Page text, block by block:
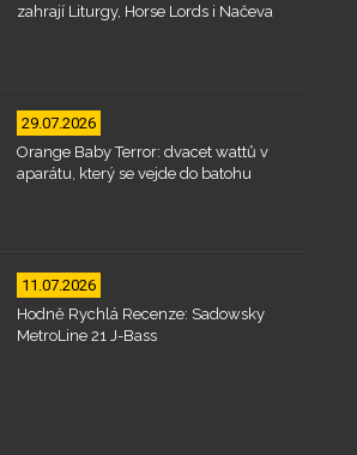
zahrají Liturgy, Horse Lords i Načeva
29.07.2026
Orange Baby Terror: dvacet wattů v
aparátu, který se vejde do batohu
11.07.2026
Hodně Rychlá Recenze: Sadowsky
MetroLine 21 J-Bass